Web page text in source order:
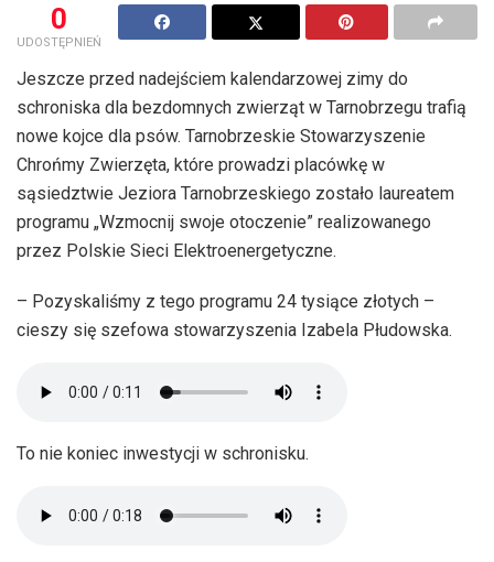
0
UDOSTĘPNIEŃ
Jeszcze przed nadejściem kalendarzowej zimy do
schroniska dla bezdomnych zwierząt w Tarnobrzegu trafią
nowe kojce dla psów. Tarnobrzeskie Stowarzyszenie
Chrońmy Zwierzęta, które prowadzi placówkę w
sąsiedztwie Jeziora Tarnobrzeskiego zostało laureatem
programu „Wzmocnij swoje otoczenie” realizowanego
przez Polskie Sieci Elektroenergetyczne.
– Pozyskaliśmy z tego programu 24 tysiące złotych –
cieszy się szefowa stowarzyszenia Izabela Płudowska.
To nie koniec inwestycji w schronisku.